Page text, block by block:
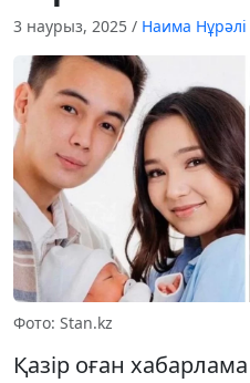
3 наурыз, 2025 / Наима Нұрәлі
Фото: Stan.kz
Қазір оған хабарлама